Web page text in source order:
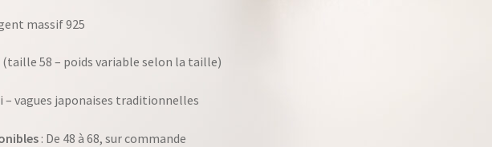
massif 925
(taille 58 – poids variable selon la taille)
– vagues japonaises traditionnelles
: De 48 à 68, sur commande